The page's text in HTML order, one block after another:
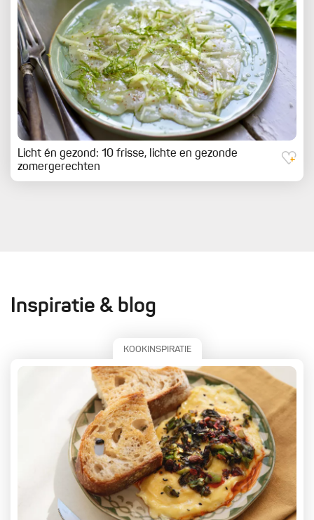
Licht én gezond: 10 frisse, lichte en gezonde
zomergerechten
Inspiratie & blog
KOOKINSPIRATIE